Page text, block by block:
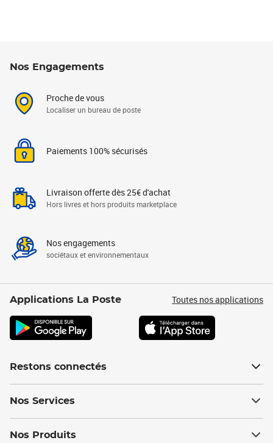
Nos Engagements
Proche de vous
Localiser un bureau de poste
Paiements 100% sécurisés
Livraison offerte dès 25€ d'achat
Hors livres et hors produits marketplace
Nos engagements
sociétaux et environnementaux
Applications La Poste Toutes nos applications
Restons connectés
Nos Services
Nos Produits